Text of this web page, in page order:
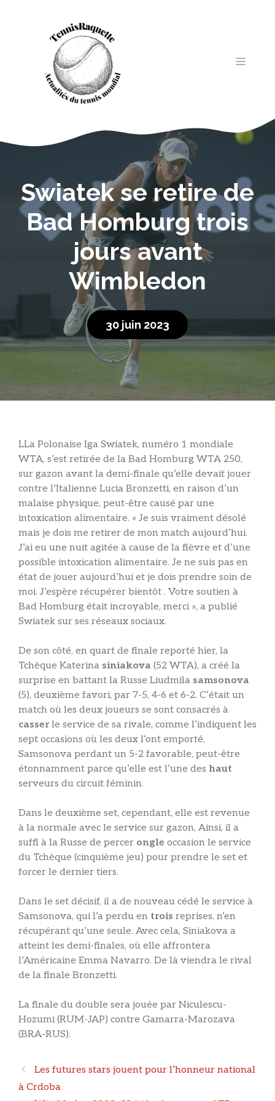
MENU
Swiatek se retire de
Bad Homburg trois
jours avant
Wimbledon
30 juin 2023
LLa Polonaise Iga Swiatek, numéro 1 mondiale
WTA, s’est retirée de la Bad Homburg WTA 250,
sur gazon avant la demi-finale qu’elle devait jouer
contre l’Italienne Lucia Bronzetti, en raison d’un
malaise physique, peut-être causé par une
intoxication alimentaire. « Je suis vraiment désolé
mais je dois me retirer de mon match aujourd’hui.
J’ai eu une nuit agitée à cause de la fièvre et d’une
possible intoxication alimentaire. Je ne suis pas en
état de jouer aujourd’hui et je dois prendre soin de
moi. J’espère récupérer bientôt . Votre soutien à
Bad Homburg était incroyable, merci », a publié
Swiatek sur ses réseaux sociaux.
De son côté, en quart de finale reporté hier, la
Tchèque Katerina siniakova (52 WTA), a créé la
surprise en battant la Russe Liudmila samsonova
(5), deuxième favori, par 7-5, 4-6 et 6-2. C’était un
match où les deux joueurs se sont consacrés à
casserle service de sa rivale, comme l’indiquent les
sept occasions où les deux l’ont emporté,
Samsonova perdant un 5-2 favorable, peut-être
étonnamment parce qu’elle est l’une des haut
serveurs du circuit féminin.
Dans le deuxième set, cependant, elle est revenue
à la normale avec le service sur gazon, Ainsi, il a
suffi à la Russe de percer ongle occasion le service
du Tchèque (cinquième jeu) pour prendre le set et
forcer le dernier tiers.
Dans le set décisif, il a de nouveau cédé le service à
Samsonova, qui l’a perdu en trois reprises, n’en
récupérant qu’une seule. Avec cela, Siniakova a
atteint les demi-finales, où elle affrontera
l’Américaine Emma Navarro. De là viendra le rival
de la finale Bronzetti.
La finale du double sera jouée par Niculescu-
Hozumi (RUM-JAP) contre Gamarra-Marozava
(BRA-RUS).
Navigation
des
articles
Les futures stars jouent pour l’honneur national
à Crdoba